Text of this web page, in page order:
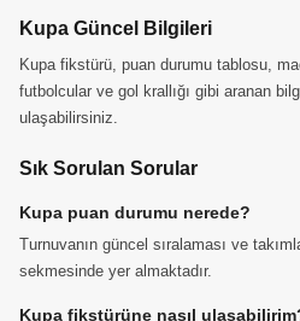
Kupa Güncel Bilgileri
Kupa fikstürü, puan durumu tablosu,
futbolcular ve gol krallığı gibi aranan
ulaşabilirsiniz.
Sık Sorulan Sorular
Kupa puan durumu nerede?
Turnuvanın güncel sıralaması ve
sekmesinde yer almaktadır.
Kupa fikstürüne nasıl